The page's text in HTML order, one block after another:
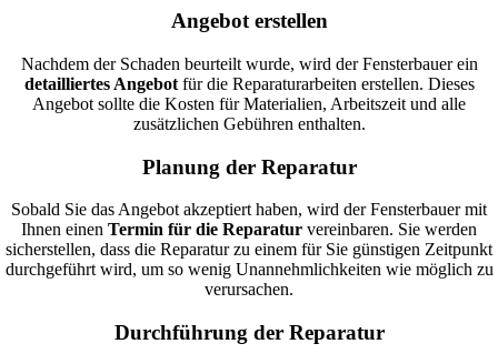
Angebot erstellen
Nachdem der Schaden beurteilt wurde, wird der Fensterbauer ein
detailliertes Angebotfür die Reparaturarbeiten erstellen. Dieses
Angebot sollte die Kosten für Materialien, Arbeitszeit und alle
zusätzlichen Gebühren enthalten.
Planung der Reparatur
Sobald Sie das Angebot akzeptiert haben, wird der Fensterbauer mit
Ihnen einen Termin für die Reparatur vereinbaren. Sie werden
sicherstellen, dass die Reparatur zu einem für Sie günstigen Zeitpunkt
durchgeführt wird, um so wenig Unannehmlichkeiten wie möglich zu
verursachen.
Durchführung der Reparatur